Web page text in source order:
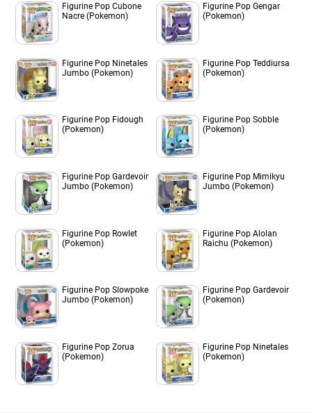
Figurine Pop Cubone
Nacre (Pokemon)
Figurine Pop Gengar
(Pokemon)
Figurine Pop Ninetales
Jumbo (Pokemon)
Figurine Pop Teddiursa
(Pokemon)
Figurine Pop Fidough
(Pokemon)
Figurine Pop Sobble
(Pokemon)
Figurine Pop Gardevoir
Jumbo (Pokemon)
Figurine Pop Mimikyu
Jumbo (Pokemon)
Figurine Pop Rowlet
(Pokemon)
Figurine Pop Alolan
Raichu (Pokemon)
Figurine Pop Slowpoke
Jumbo (Pokemon)
Figurine Pop Gardevoir
(Pokemon)
Figurine Pop Zorua
(Pokemon)
Figurine Pop Ninetales
(Pokemon)